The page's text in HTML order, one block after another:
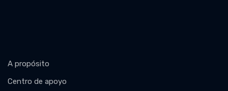
A propósito
Centro de apoyo